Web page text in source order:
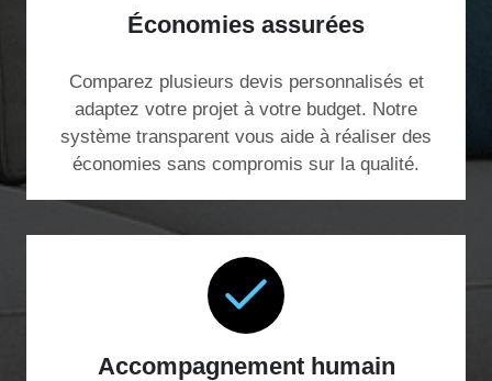
Économies assurées
Comparez plusieurs devis personnalisés et
adaptez votre projet à votre budget. Notre
système transparent vous aide à réaliser des
économies sans compromis sur la qualité.
Accompagnement humain